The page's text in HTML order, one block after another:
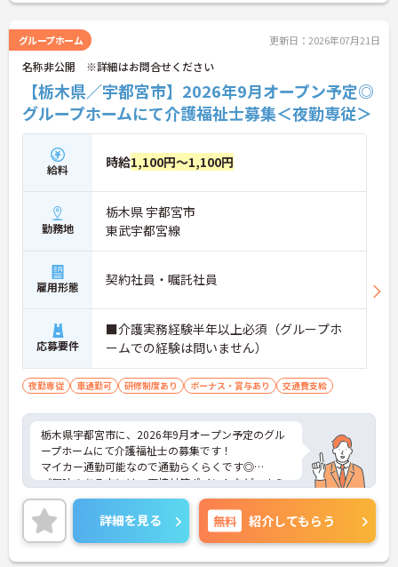
グループホーム 更新日：2026年07月21日
名称非公開 ※詳細はお問合せください
【栃木県／宇都宮市】2026年9月オープン予定◎
グループホームにて介護福祉士募集＜夜勤専従＞
給料 時給1,100円～1,100円
勤務地
栃木県 宇都宮市
東武宇都宮線
雇用形態 契約社員・嘱託社員
応募要件
■介護実務経験半年以上必須（グループホ
ームでの経験は問いません）
夜勤専従 車通勤可 研修制度あり ボーナス・賞与あり 交通費支給
栃木県宇都宮市に、2026年9月オープン予定のグル
ープホームにて介護福祉士の募集です！
マイカー通勤可能なので通勤らくらくです◎
ご興味のある方には、面接対策ポイントなど、さら
に詳細をお話しいたしますのでお気軽にご相談くだ
さい！
詳細を見る 無料 紹介してもらう